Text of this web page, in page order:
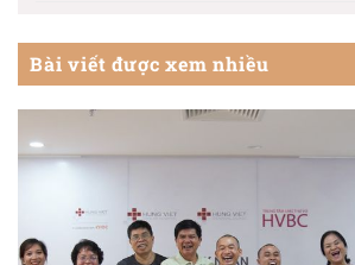
Kiến thức ung thư da
Kiến thức ung thư dạ dày
Kiến thức ung thư dương vật
Kiến thức ung thư đại trực tràng
Kiến thức ung thư đầu cổ
Bài viết được xem nhiều